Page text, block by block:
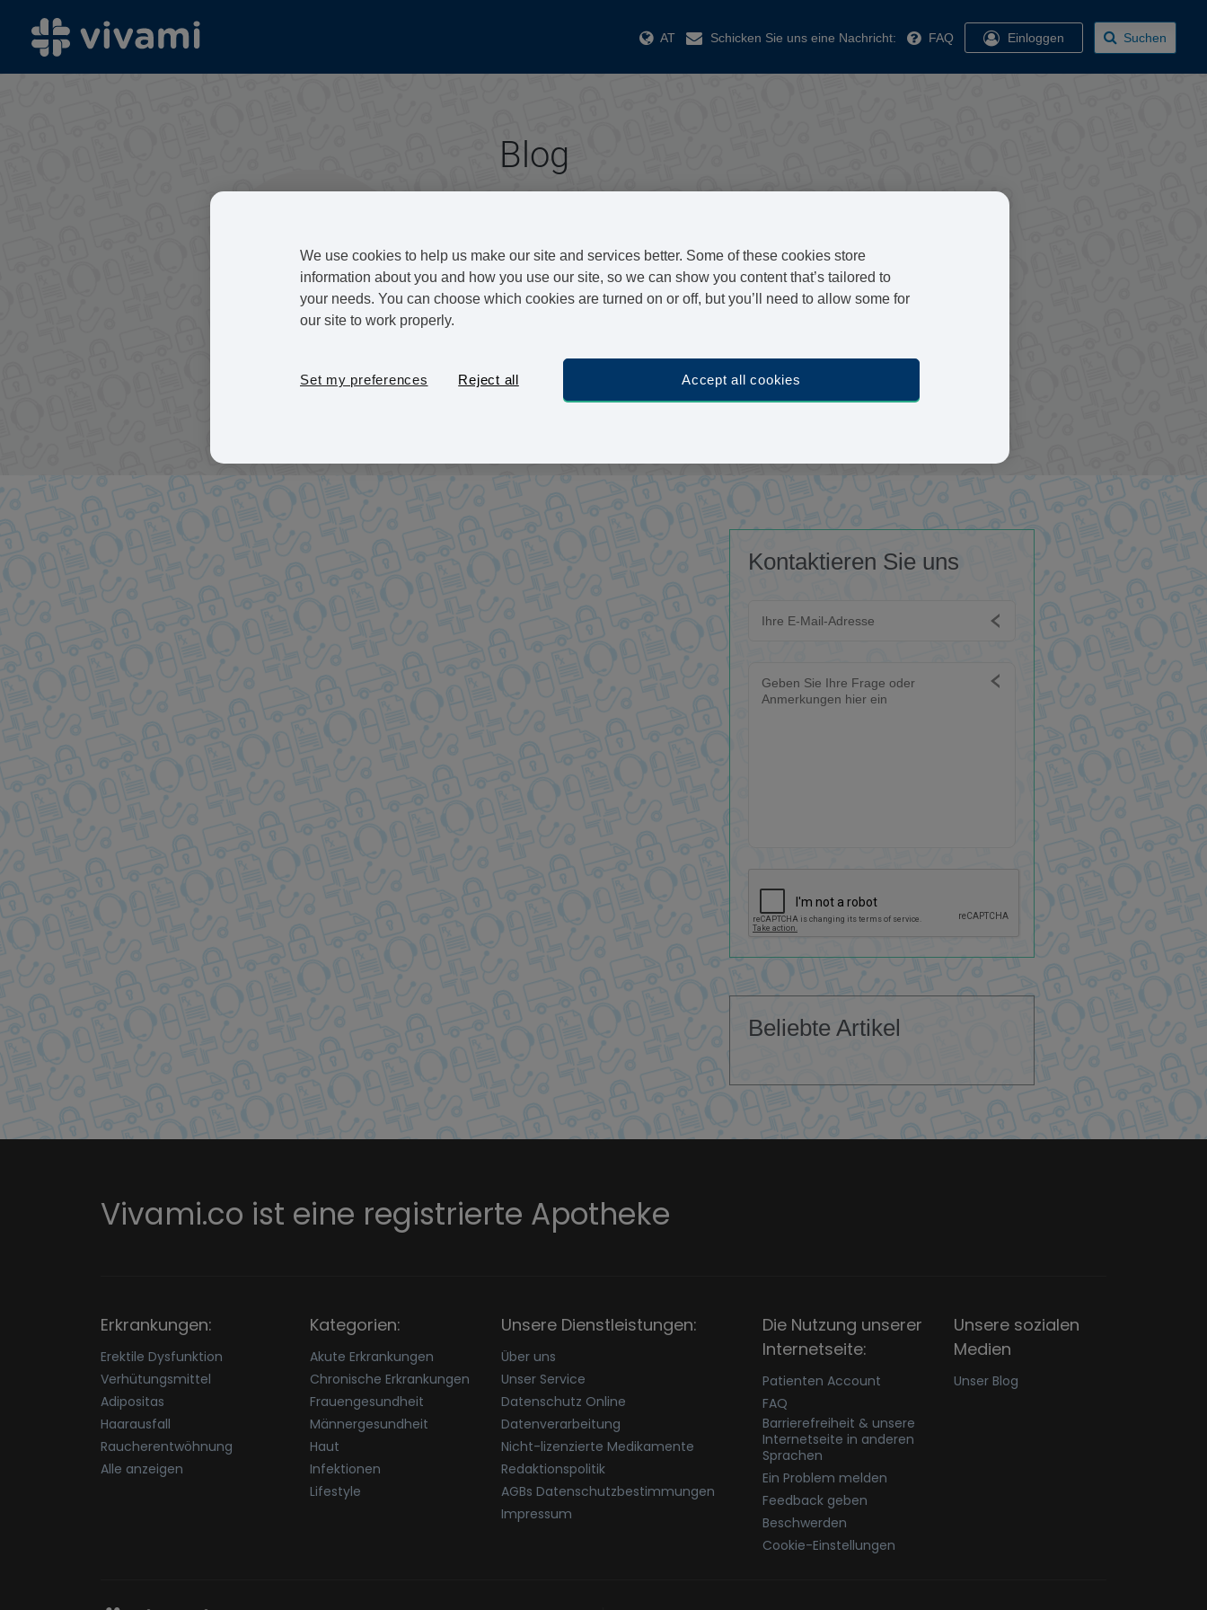
AT Schicken Sie uns eine Nachricht: FAQ Einloggen Suchen
Blog
Hier finden Sie interessante und aufschlussreiche Artikel über viele
verschiedene Themengebiete. Wir sind ein Team aus Autoren und Ärzten, die
Sollten Sie Fragen oder Feedback zu einem unserer Artikel haben, kontaktieren
Kontaktieren Sie uns
Beliebte Artikel
Vivami.co ist eine registrierte Apotheke
Erkrankungen:
Erektile Dysfunktion
Verhütungsmittel
Adipositas
Haarausfall
Raucherentwöhnung
Alle anzeigen
Kategorien:
Akute Erkrankungen
Chronische Erkrankungen
Frauengesundheit
Männergesundheit
Haut
Infektionen
Lifestyle
Unsere Dienstleistungen:
Über uns
Unser Service
Datenschutz Online
Datenverarbeitung
Nicht-lizenzierte Medikamente
Redaktionspolitik
AGBs Datenschutzbestimmungen
Impressum
Die Nutzung unserer
Internetseite:
Patienten Account
FAQ
Barrierefreiheit & unsere
Internetseite in anderen
Sprachen
Ein Problem melden
Feedback geben
Beschwerden
Cookie-Einstellungen
Unsere sozialen
Medien
Unser Blog
We use cookies to help us make our site and services better. Some of these cookies store
information about you and how you use our site, so we can show you content that’s tailored to
your needs. You can choose which cookies are turned on or off, but you’ll need to allow some for
our site to work properly.
Set my preferences Reject all Accept all cookies